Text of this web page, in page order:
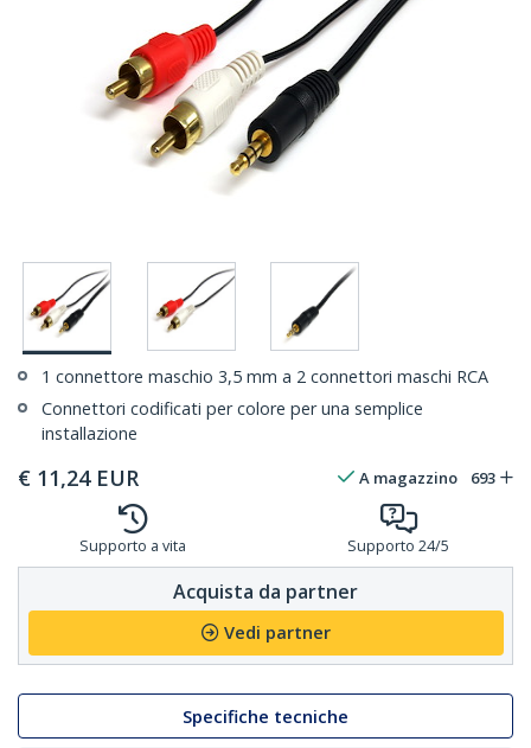
1 connettore maschio 3,5 mm a 2 connettori maschi RCA
Connettori codificati per colore per una semplice
installazione
€ 11,24 EUR A magazzino 693
Supporto a vita Supporto 24/5
Acquista da partner
Vedi partner
Specifiche tecniche